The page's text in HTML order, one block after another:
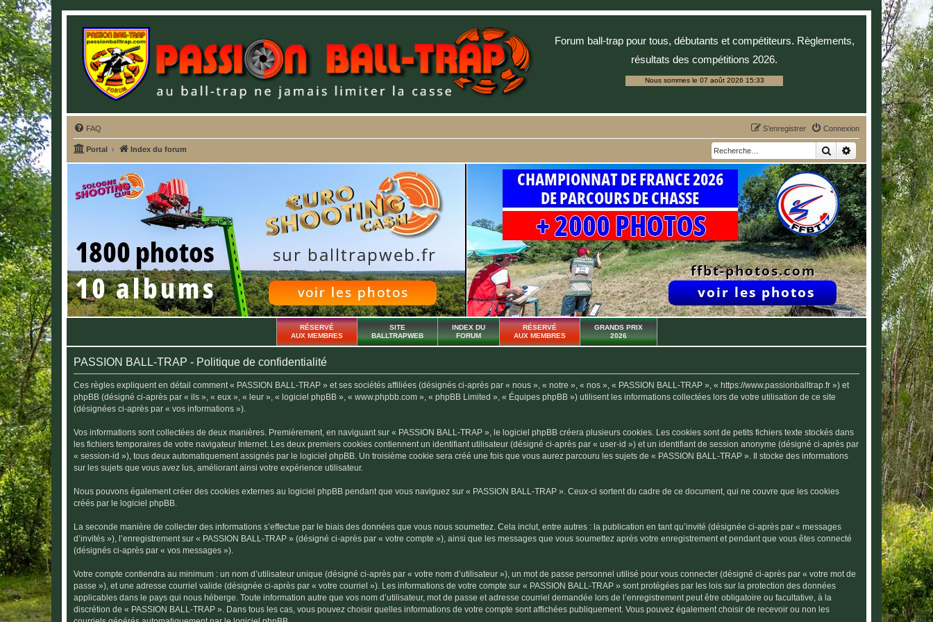
Forum ball-trap pour tous, débutants et compétiteurs. Règlements,
résultats des compétitions 2026.
Nous sommes le 07 août 2026 15:33
FAQ Connexion
S’enregistrer
Portal Index du forum RechercherRecherche avancée
RÉSERVÉ
AUX MEMBRES
SITE
BALLTRAPWEB
INDEX DU
FORUM
RÉSERVÉ
AUX MEMBRES
GRANDS PRIX
2026
PASSION BALL-TRAP - Politique de confidentialité
Ces règles expliquent en détail comment « PASSION BALL-TRAP » et ses sociétés affiliées (désignés ci-après par « nous », « notre », « nos », « PASSION BALL-TRAP », « https://www.passionballtrap.fr ») et
phpBB (désigné ci-après par « ils », « eux », « leur », « logiciel phpBB », « www.phpbb.com », « phpBB Limited », « Équipes phpBB ») utilisent les informations collectées lors de votre utilisation de ce site
(désignées ci-après par « vos informations »).
Vos informations sont collectées de deux manières. Premièrement, en naviguant sur « PASSION BALL-TRAP », le logiciel phpBB créera plusieurs cookies. Les cookies sont de petits fichiers texte stockés dans
les fichiers temporaires de votre navigateur Internet. Les deux premiers cookies contiennent un identifiant utilisateur (désigné ci-après par « user-id ») et un identifiant de session anonyme (désigné ci-après par
« session-id »), tous deux automatiquement assignés par le logiciel phpBB. Un troisième cookie sera créé une fois que vous aurez parcouru les sujets de « PASSION BALL-TRAP ». Il stocke des informations
sur les sujets que vous avez lus, améliorant ainsi votre expérience utilisateur.
Nous pouvons également créer des cookies externes au logiciel phpBB pendant que vous naviguez sur « PASSION BALL-TRAP ». Ceux-ci sortent du cadre de ce document, qui ne couvre que les cookies
créés par le logiciel phpBB.
La seconde manière de collecter des informations s’effectue par le biais des données que vous nous soumettez. Cela inclut, entre autres : la publication en tant qu’invité (désignée ci-après par « messages
d’invités »), l’enregistrement sur « PASSION BALL-TRAP » (désigné ci-après par « votre compte »), ainsi que les messages que vous soumettez après votre enregistrement et pendant que vous êtes connecté
(désignés ci-après par « vos messages »).
Votre compte contiendra au minimum : un nom d’utilisateur unique (désigné ci-après par « votre nom d’utilisateur »), un mot de passe personnel utilisé pour vous connecter (désigné ci-après par « votre mot de
passe »), et une adresse courriel valide (désignée ci-après par « votre courriel »). Les informations de votre compte sur « PASSION BALL-TRAP » sont protégées par les lois sur la protection des données
applicables dans le pays qui nous héberge. Toute information autre que vos nom d’utilisateur, mot de passe et adresse courriel demandée lors de l’enregistrement peut être obligatoire ou facultative, à la
discrétion de « PASSION BALL-TRAP ». Dans tous les cas, vous pouvez choisir quelles informations de votre compte sont affichées publiquement. Vous pouvez également choisir de recevoir ou non les